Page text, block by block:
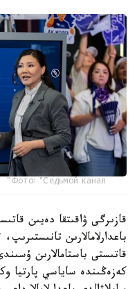
Фото: "Седьмой канал"
قازىرگى ۋاقىتقا دەيىن
باعدارلامالارىن
قاتىستى باستامالارىن
كەزەڭىندە ساياسي پارتيا